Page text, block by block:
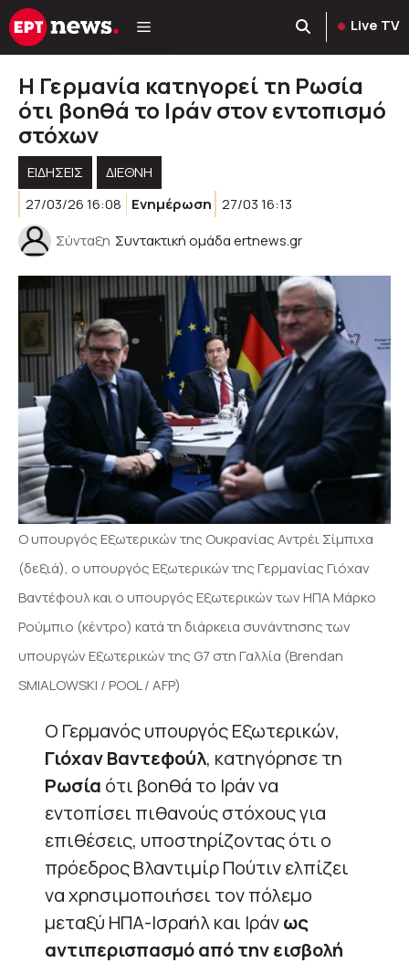
Μετάβαση
σε
Live TV
Η Γερμανία κατηγορεί τη Ρωσία
ότι βοηθά το Ιράν στον εντοπισμό
στόχων
ΕΙΔΗΣΕΙΣ
ΔΙΕΘΝΗ
27/03/26 16:08
Ενημέρωση 27/03 16:13
Σύνταξη Συντακτική ομάδα ertnews.gr
Ο υπουργός Εξωτερικών της Ουκρανίας Αντρέι Σίμπιχα
(δεξιά), ο υπουργός Εξωτερικών της Γερμανίας Γιόχαν
Βαντέφουλ και ο υπουργός Εξωτερικών των ΗΠΑ Μάρκο
Ρούμπιο (κέντρο) κατά τη διάρκεια συνάντησης των
υπουργών Εξωτερικών της G7 στη Γαλλία (Brendan
SMIALOWSKI / POOL / AFP)
Ο Γερμανός υπουργός Εξωτερικών,
Γιόχαν Βαντεφούλ, κατηγόρησε τη
Ρωσία ότι βοηθά το Ιράν να
εντοπίσει πιθανούς στόχους για
επιθέσεις, υποστηρίζοντας ότι ο
πρόεδρος Βλαντιμίρ Πούτιν ελπίζει
να χρησιμοποιήσει τον πόλεμο
μεταξύ ΗΠΑ-Ισραήλ και Ιράνως
αντιπερισπασμό από την εισβολή